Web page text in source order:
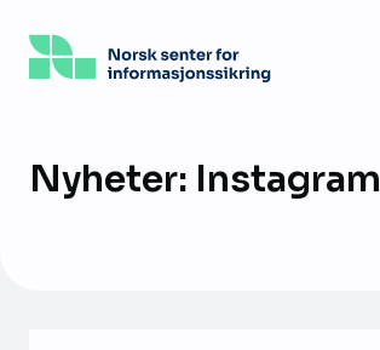
hovedinnhold
Nyheter: Instagram